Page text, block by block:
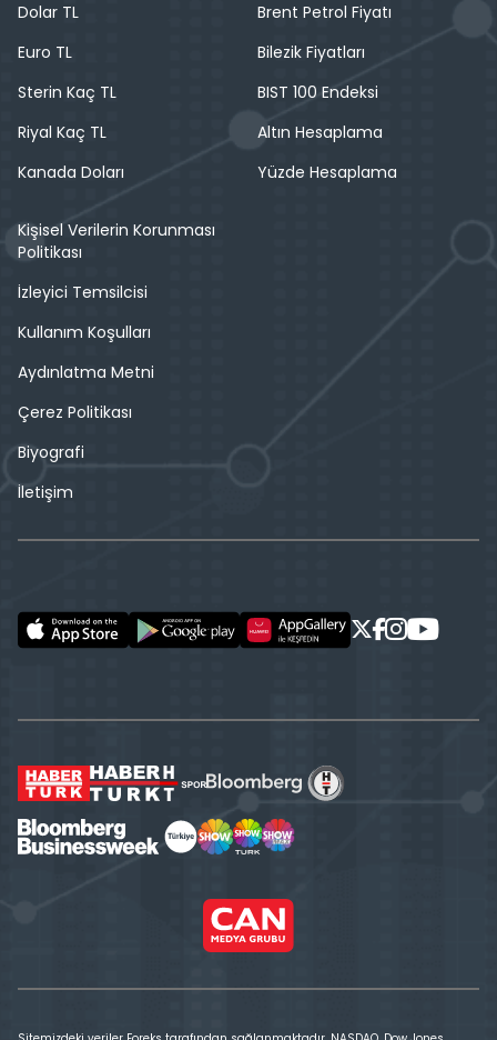
Dolar TL
Euro TL
Sterin Kaç TL
Riyal Kaç TL
Kanada Doları
Brent Petrol Fiyatı
Bilezik Fiyatları
BIST 100 Endeksi
Altın Hesaplama
Yüzde Hesaplama
Kişisel Verilerin Korunması
Politikası
İzleyici Temsilcisi
Kullanım Koşulları
Aydınlatma Metni
Çerez Politikası
Biyografi
İletişim